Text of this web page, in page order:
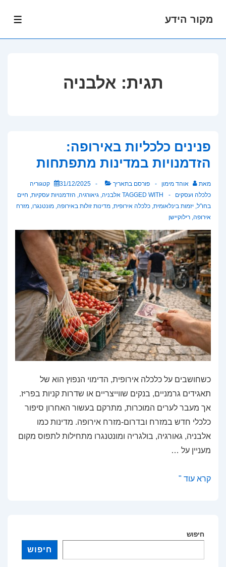
מקור הידע
תגית: אלבניה
פנינים כלכליות באירופה:
הזדמנויות במדינות מתפתחות
מאת אוהד מימון פורסם בתאריך 31/12/2025
קטגוריה
כלכלה ועסקים
TAGGED WITH אלבניה, גיאורגיה, הזדמנויות עסקיות, חיים
בחו"ל, יזמות בינלאומית, כלכלה אירופית, מדינות זולות באירופה, מונטנגרו, מזרח
אירופה, רילוקיישן
כשחושבים על כלכלה אירופית, הדימוי הנפוץ הוא של
תאגידים גרמניים, בנקים שווייצריים או שדרות קניות בפריז.
אך מעבר לערים המוכרות, מתרקם בעשור האחרון סיפור
כלכלי חדש במזרח ובדרום-מזרח אירופה. מדינות כמו
אלבניה, גאורגיה, בולגריה ומונטנגרו מתחילות לתפוס מקום
מעניין על …
פנינים
במדינות
קרא עוד "
חיפוש
חיפוש